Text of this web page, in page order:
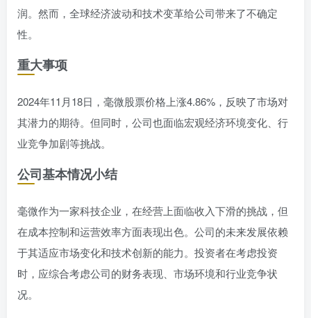
润。然而，全球经济波动和技术变革给公司带来了不确定
性。
重大事项
2024年11月18日，毫微股票价格上涨4.86%，反映了市场对
其潜力的期待。但同时，公司也面临宏观经济环境变化、行
业竞争加剧等挑战。
公司基本情况小结
毫微作为一家科技企业，在经营上面临收入下滑的挑战，但
在成本控制和运营效率方面表现出色。公司的未来发展依赖
于其适应市场变化和技术创新的能力。投资者在考虑投资
时，应综合考虑公司的财务表现、市场环境和行业竞争状
况。